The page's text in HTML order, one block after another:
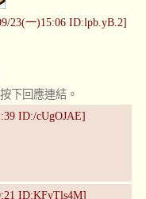
23(一)15:06 ID:lpb.yB.2]
下回應連結。
ID:/cUgOJAE]
ID:KFyTls4M]